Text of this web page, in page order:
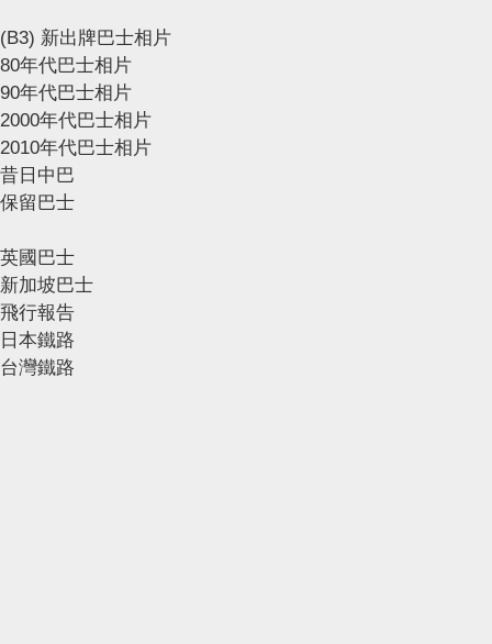
(B3) 新出牌巴士相片
80年代巴士相片
90年代巴士相片
2000年代巴士相片
2010年代巴士相片
昔日中巴
保留巴士
英國巴士
新加坡巴士
飛行報告
日本鐵路
台灣鐵路